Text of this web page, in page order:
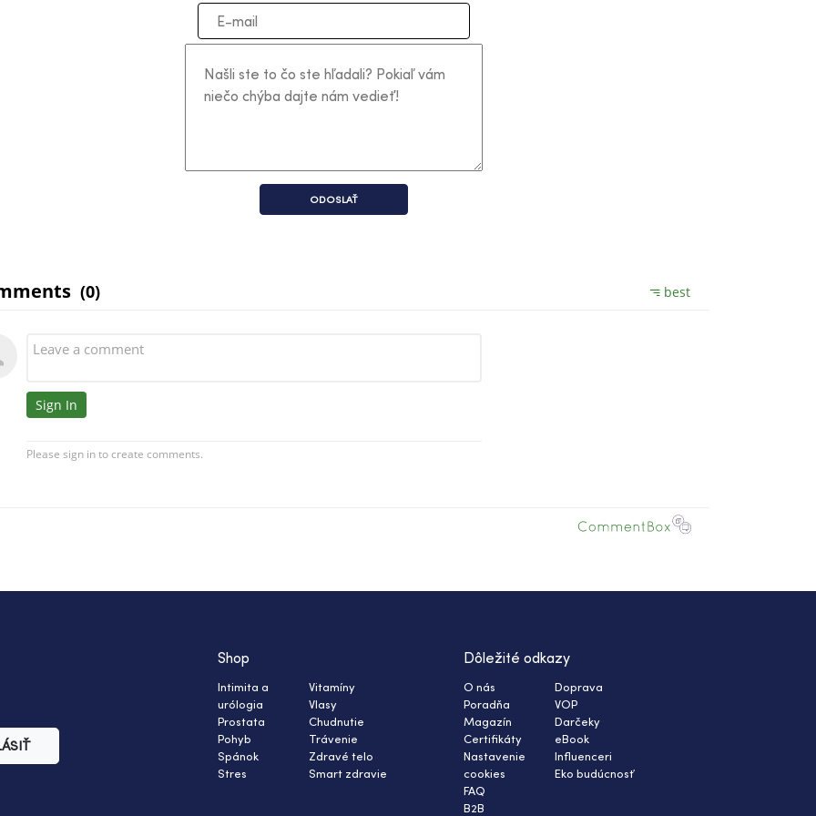
ODOSLAŤ
Shop
Intimita a
urólogia
Prostata
Pohyb
Spánok
Stres
Vitamíny
Vlasy
Chudnutie
Trávenie
Zdravé telo
Smart zdravie
Dôležité odkazy
O nás
Poradňa
Magazín
Certifikáty
Nastavenie
cookies
FAQ
B2B
Doprava
VOP
Darčeky
eBook
Influenceri
Eko budúcnosť